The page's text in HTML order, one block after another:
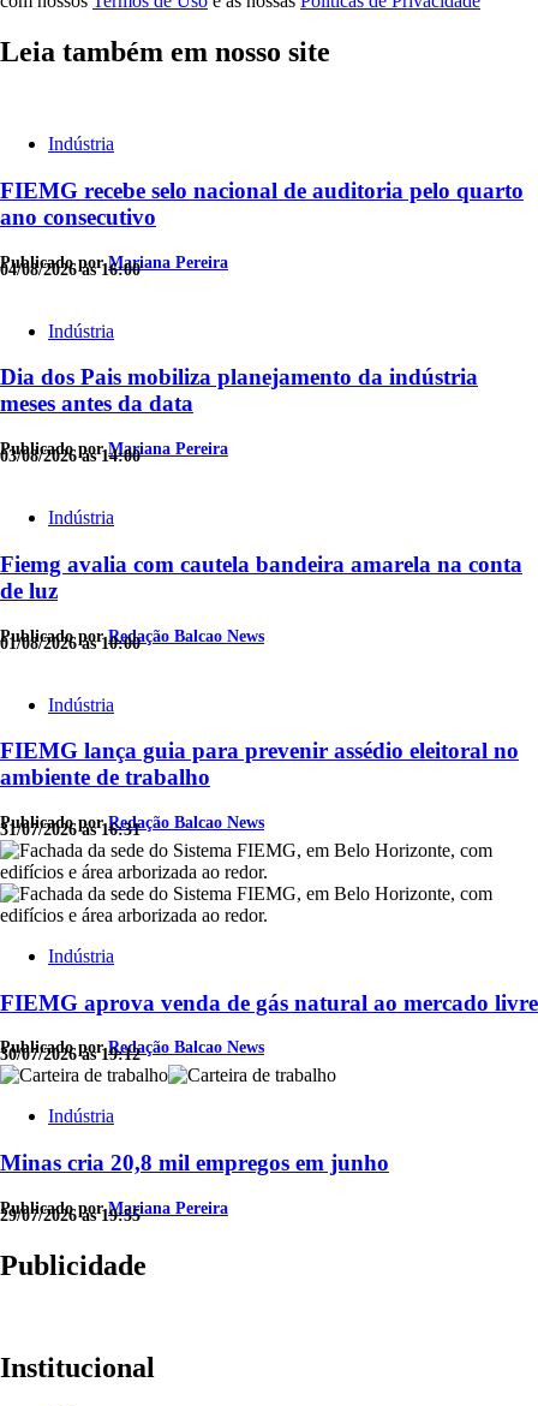
Leia também em nosso site
Indústria
FIEMG recebe selo nacional de auditoria pelo quarto
ano consecutivo
Publicado porMariana Pereira
04/08/2026 às 16:00
Indústria
Dia dos Pais mobiliza planejamento da indústria
meses antes da data
Publicado porMariana Pereira
03/08/2026 às 14:00
Indústria
Fiemg avalia com cautela bandeira amarela na conta
de luz
Publicado porRedação Balcao News
01/08/2026 às 10:00
Indústria
FIEMG lança guia para prevenir assédio eleitoral no
ambiente de trabalho
Publicado porRedação Balcao News
31/07/2026 às 16:31
Indústria
FIEMG aprova venda de gás natural ao mercado livre
Publicado porRedação Balcao News
30/07/2026 às 19:12
Indústria
Minas cria 20,8 mil empregos em junho
Publicado porMariana Pereira
29/07/2026 às 19:55
Publicidade
Institucional